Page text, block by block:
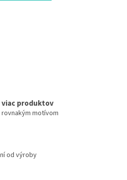
produktov
motívom
od výroby